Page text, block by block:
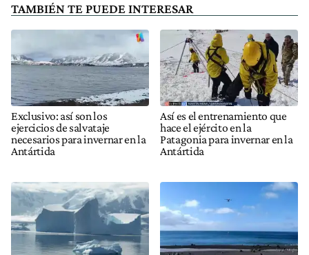
TAMBIÉN TE PUEDE INTERESAR
Exclusivo: así son los
ejercicios de salvataje
necesarios para invernar en la
Antártida
Así es el entrenamiento que
hace el ejército en la
Patagonia para invernar en la
Antártida